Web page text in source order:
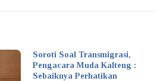
Soroti Soal Transmigrasi,
Pengacara Muda Kalteng :
Sebaiknya Perhatikan